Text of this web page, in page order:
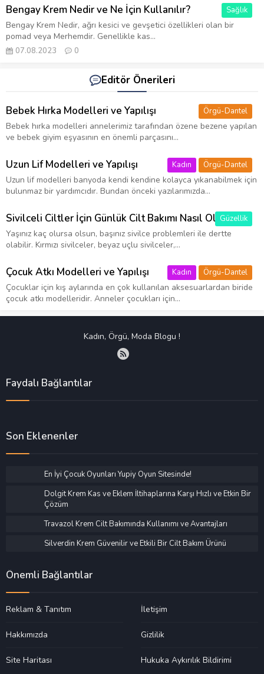
Sağlık
Bengay Krem Nedir ve Ne İçin Kullanılır?
Bengay Krem Nedir, ağrı kesici ve gevşetici özellikleri olan bir
pomad veya Merhemdir. Genellikle kas...
07.08.2023 0
Editör Önerileri
Örgü-Dantel
Bebek Hırka Modelleri ve Yapılışı
Bebek hırka modelleri annelerimiz tarafından özene bezene yapılan
ve bebek giyim eşyasının en önemli parçasını...
Kadın Örgü-Dantel
Uzun Lif Modelleri ve Yapılışı
Uzun lif modelleri banyoda kendi kendine kolayca yıkanabilmek için
bulunmaz bir yardımcıdır. Bundan önceki yazılarımızda...
Güzellik
Sivilceli Ciltler İçin Günlük Cilt Bakımı Nasıl Olmalıdır?
Yaşınız kaç olursa olsun, başınız sivilce problemleri ile dertte
olabilir. Kırmızı sivilceler, beyaz uçlu sivilceler,...
Kadın Örgü-Dantel
Çocuk Atkı Modelleri ve Yapılışı
Çocuklar için kış aylarında en çok kullanılan aksesuarlardan biride
çocuk atkı modelleridir. Anneler çocukları için...
Kadın, Örgü, Moda Blogu !
Faydalı Bağlantılar
Son Eklenenler
En İyi Çocuk Oyunları Yupiy Oyun Sitesinde!
Dolgit Krem Kas ve Eklem İltihaplarına Karşı Hızlı ve Etkin Bir
Çözüm
Travazol Krem Cilt Bakımında Kullanımı ve Avantajları
Silverdin Krem Güvenilir ve Etkili Bir Cilt Bakım Ürünü
Önemli Bağlantılar
Reklam & Tanıtım İletişim
Hakkımızda Gizlilik
Site Haritası Hukuka Aykırılık Bildirimi